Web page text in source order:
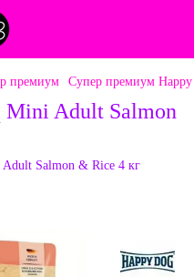
премиум Супер премиум
Mini Adult Salmon
Salmon & Rice 4 кг